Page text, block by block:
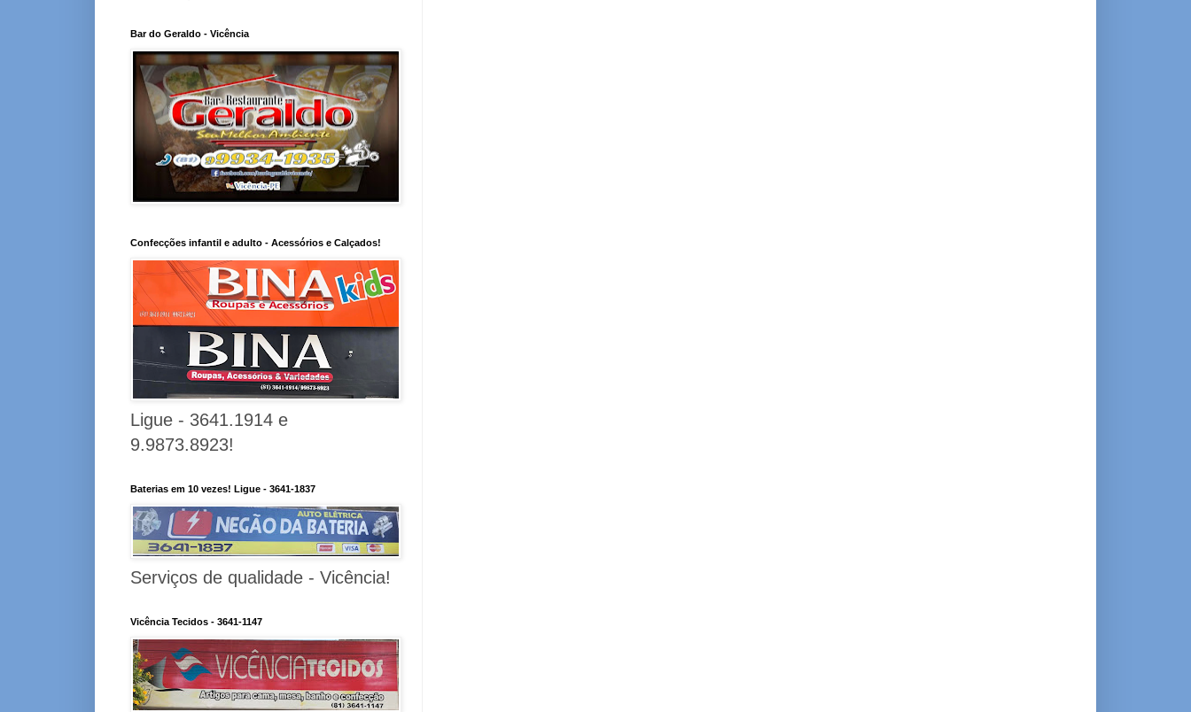
Bar do Geraldo - Vicência
Confecções infantil e adulto - Acessórios e Calçados!
Ligue - 3641.1914 e
9.9873.8923!
Baterias em 10 vezes! Ligue - 3641-1837
Serviços de qualidade - Vicência!
Vicência Tecidos - 3641-1147